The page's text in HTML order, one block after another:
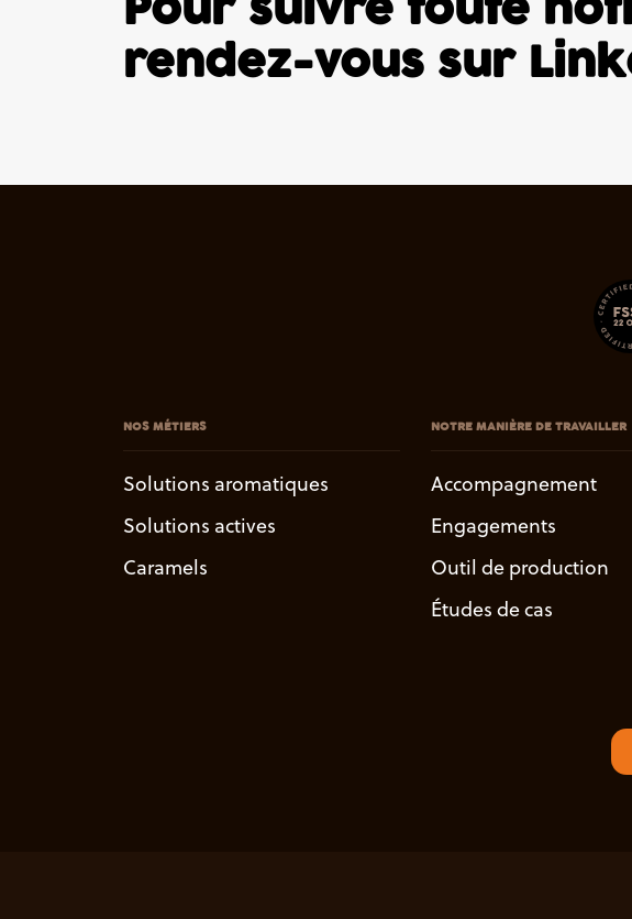
rendez-vous sur
NOS MÉTIERS
Solutions aromatiques
Solutions actives
Caramels
NOTRE MANIÈRE DE TRAVAILLER
Accompagnement
Engagements
Outil de production
Études de cas